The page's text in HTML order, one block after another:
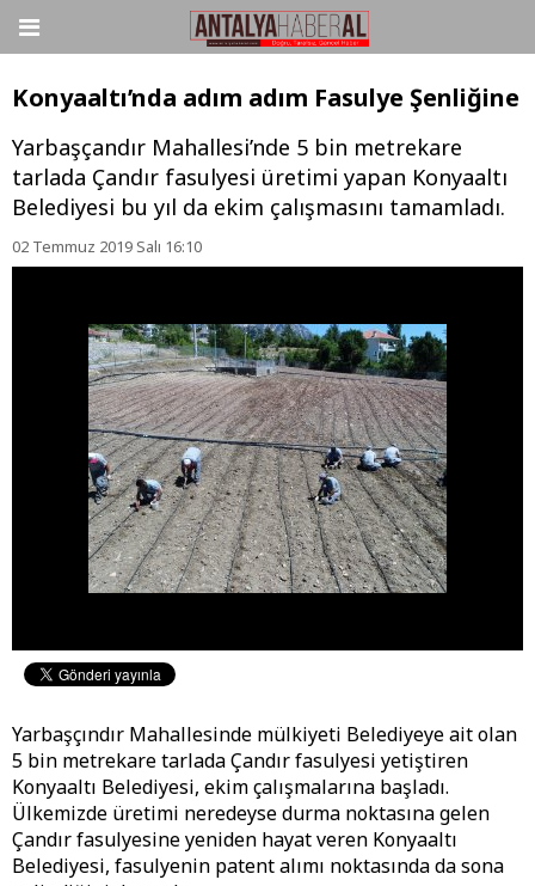
Konyaaltı’nda adım adım Fasulye Şenliğine
Yarbaşçandır Mahallesi’nde 5 bin metrekare
tarlada Çandır fasulyesi üretimi yapan Konyaaltı
Belediyesi bu yıl da ekim çalışmasını tamamladı.
02 Temmuz 2019 Salı 16:10
Yarbaşçındır Mahallesinde mülkiyeti Belediyeye ait olan
5 bin metrekare tarlada Çandır fasulyesi yetiştiren
Konyaaltı Belediyesi, ekim çalışmalarına başladı.
Ülkemizde üretimi neredeyse durma noktasına gelen
Çandır fasulyesine yeniden hayat veren Konyaaltı
Belediyesi, fasulyenin patent alımı noktasında da sona